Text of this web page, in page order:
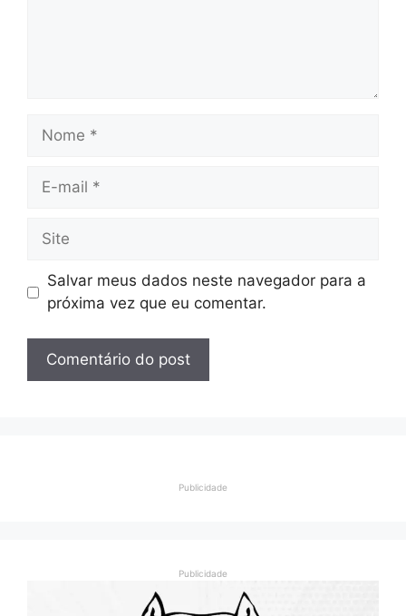
Nome
Site
Salvar meus dados neste navegador para a
próxima vez que eu comentar.
Publicidade
Publicidade